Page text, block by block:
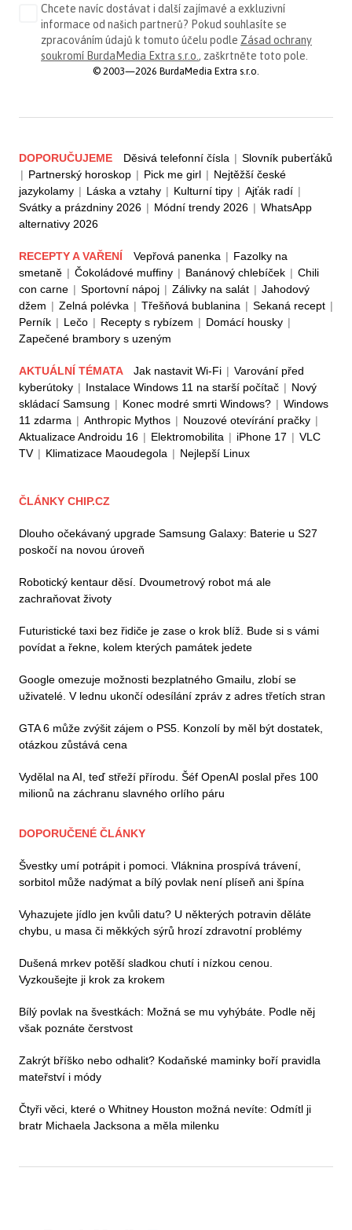
Chcete navíc dostávat i další zajímavé a exkluzivní
informace od našich partnerů? Pokud souhlasíte se
zpracováním údajů k tomuto účelu podle Zásad ochrany
soukromí BurdaMedia Extra s.r.o., zaškrtněte toto pole.
© 2003—2026 BurdaMedia Extra s.r.o.
DOPORUČUJEME Děsivá telefonní čísla | Slovník puberťáků
| Partnerský horoskop | Pick me girl | Nejtěžší české
jazykolamy | Láska a vztahy | Kulturní tipy | Ajťák radí |
Svátky a prázdniny 2026 | Módní trendy 2026 | WhatsApp
alternativy 2026
RECEPTY A VAŘENÍ Vepřová panenka | Fazolky na
smetaně | Čokoládové muffiny | Banánový chlebíček | Chili
con carne | Sportovní nápoj | Zálivky na salát | Jahodový
džem | Zelná polévka | Třešňová bublanina | Sekaná recept |
Perník | Lečo | Recepty s rybízem | Domácí housky |
Zapečené brambory s uzeným
AKTUÁLNÍ TÉMATA Jak nastavit Wi-Fi | Varování před
kyberútoky | Instalace Windows 11 na starší počítač | Nový
skládací Samsung | Konec modré smrti Windows? | Windows
11 zdarma | Anthropic Mythos | Nouzové otevírání pračky |
Aktualizace Androidu 16 | Elektromobilita | iPhone 17 | VLC
TV | Klimatizace Maoudegola | Nejlepší Linux
ČLÁNKY CHIP.CZ
Dlouho očekávaný upgrade Samsung Galaxy: Baterie u S27
poskočí na novou úroveň
Robotický kentaur děsí. Dvoumetrový robot má ale
zachraňovat životy
Futuristické taxi bez řidiče je zase o krok blíž. Bude si s vámi
povídat a řekne, kolem kterých památek jedete
Google omezuje možnosti bezplatného Gmailu, zlobí se
uživatelé. V lednu ukončí odesílání zpráv z adres třetích stran
GTA 6 může zvýšit zájem o PS5. Konzolí by měl být dostatek,
otázkou zůstává cena
Vydělal na AI, teď střeží přírodu. Šéf OpenAI poslal přes 100
milionů na záchranu slavného orlího páru
DOPORUČENÉ ČLÁNKY
Švestky umí potrápit i pomoci. Vláknina prospívá trávení,
sorbitol může nadýmat a bílý povlak není plíseň ani špína
Vyhazujete jídlo jen kvůli datu? U některých potravin děláte
chybu, u masa či měkkých sýrů hrozí zdravotní problémy
Dušená mrkev potěší sladkou chutí i nízkou cenou.
Vyzkoušejte ji krok za krokem
Bílý povlak na švestkách: Možná se mu vyhýbáte. Podle něj
však poznáte čerstvost
Zakrýt bříško nebo odhalit? Kodaňské maminky boří pravidla
mateřství i módy
Čtyři věci, které o Whitney Houston možná nevíte: Odmítl ji
bratr Michaela Jacksona a měla milenku